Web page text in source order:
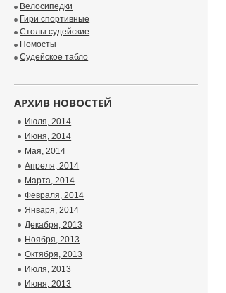
Велосипедки
Гири спортивные
Столы судейские
Помосты
Судейское табло
АРХИВ НОВОСТЕЙ
Июля, 2014
Июня, 2014
Мая, 2014
Апреля, 2014
Марта, 2014
Февраля, 2014
Января, 2014
Декабря, 2013
Ноября, 2013
Октября, 2013
Июля, 2013
Июня, 2013